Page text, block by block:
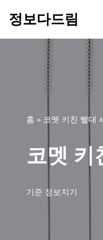
정보다드림
홈 » 코멧 키친 빨대
코멧 키
기준 정보지기